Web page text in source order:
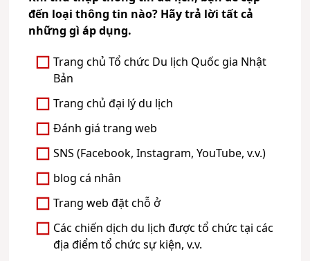
đến loại thông tin nào? Hãy trả lời tất cả
những gì áp dụng.
Trang chủ Tổ chức Du lịch Quốc gia Nhật
Bản
Trang chủ đại lý du lịch
Đánh giá trang web
SNS (Facebook, Instagram, YouTube, v.v.)
blog cá nhân
Trang web đặt chỗ ở
Các chiến dịch du lịch được tổ chức tại các
địa điểm tổ chức sự kiện, v.v.